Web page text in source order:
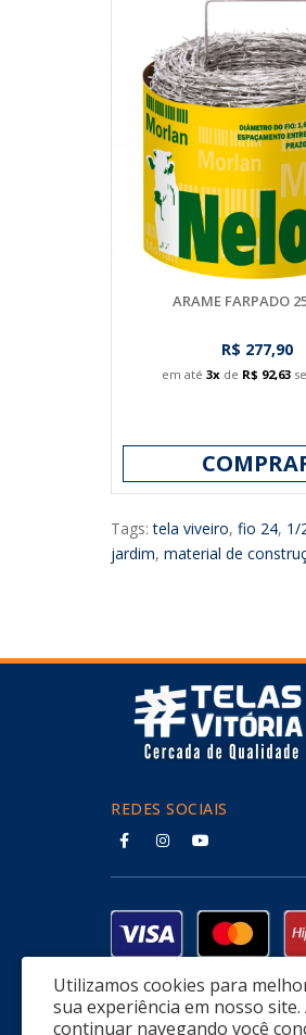
ARAME FARPADO
R$ 277,90
em até 3x de R$ 92,63
Tags:tela viveiro, fio 24, 1/
jardim, material de
REDES SOCIAIS
Utilizamos cookies para
sua experiência em nosso site.
continuar navegando você